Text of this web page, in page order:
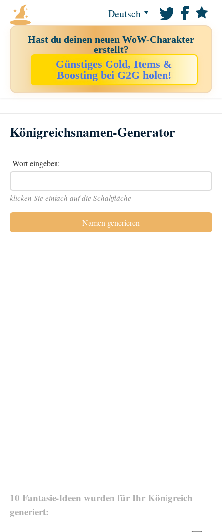
Deutsch
Hast du deinen neuen WoW-Charakter
erstellt?
Günstiges Gold, Items &
Boosting bei G2G holen!
Königreichsnamen-Generator
Wort eingeben:
klicken Sie einfach auf die Schaltfläche
10 Fantasie-Ideen wurden für Ihr Königreich
generiert: